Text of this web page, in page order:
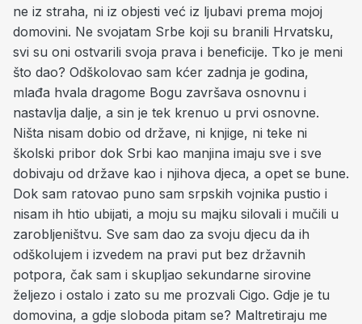
ne iz straha, ni iz objesti već iz ljubavi prema mojoj
domovini. Ne svojatam Srbe koji su branili Hrvatsku,
svi su oni ostvarili svoja prava i beneficije. Tko je meni
što dao? Odškolovao sam kćer zadnja je godina,
mlađa hvala dragome Bogu završava osnovnu i
nastavlja dalje, a sin je tek krenuo u prvi osnovne.
Ništa nisam dobio od države, ni knjige, ni teke ni
školski pribor dok Srbi kao manjina imaju sve i sve
dobivaju od države kao i njihova djeca, a opet se bune.
Dok sam ratovao puno sam srpskih vojnika pustio i
nisam ih htio ubijati, a moju su majku silovali i mučili u
zarobljeništvu. Sve sam dao za svoju djecu da ih
odškolujem i izvedem na pravi put bez državnih
potpora, čak sam i skupljao sekundarne sirovine
željezo i ostalo i zato su me prozvali Cigo. Gdje je tu
domovina, a gdje sloboda pitam se? Maltretiraju me